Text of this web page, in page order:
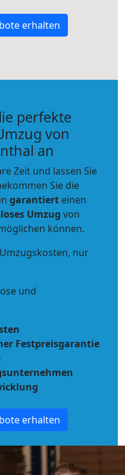
erhalten
perfekte
von
an
Zeit und lassen Sie
Sie die
garantiert einen
Umzug von
können.
nur
und
Festpreisgarantie
erhalten